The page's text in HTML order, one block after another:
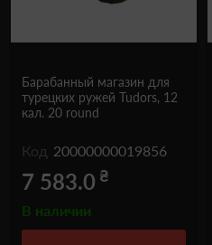
Барабанный магазин для
турецких ружей Tudors, 12
кал. 20 round
Код 20000000019856
7 583.0 ₴
В наличии